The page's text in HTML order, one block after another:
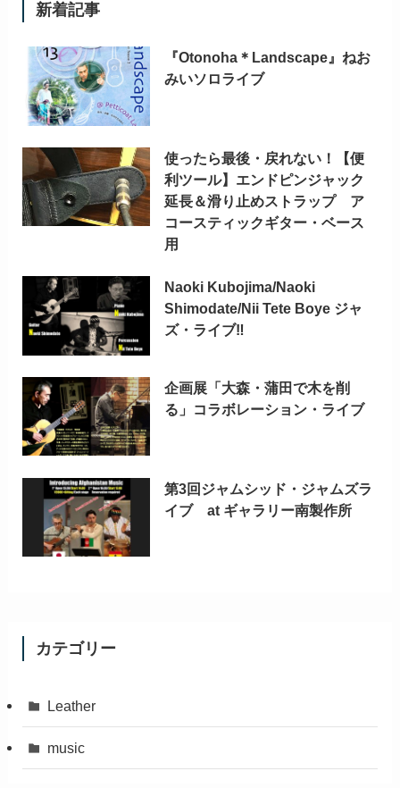
新着記事
『Otonoha＊Landscape』ねお
みいソロライブ
使ったら最後・戻れない！【便
利ツール】エンドピンジャック
延長＆滑り止めストラップ ア
コースティックギター・ベース
用
Naoki Kubojima/Naoki
Shimodate/Nii Tete Boye ジャ
ズ・ライブ‼
企画展「大森・蒲田で木を削
る」コラボレーション・ライブ
第3回ジャムシッド・ジャムズラ
イブ at ギャラリー南製作所
カテゴリー
Leather
music